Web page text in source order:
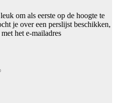
om als eerste op de hoogte te
je over een perslijst beschikken,
het e-mailadres